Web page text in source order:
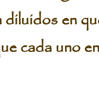
en
cada uno